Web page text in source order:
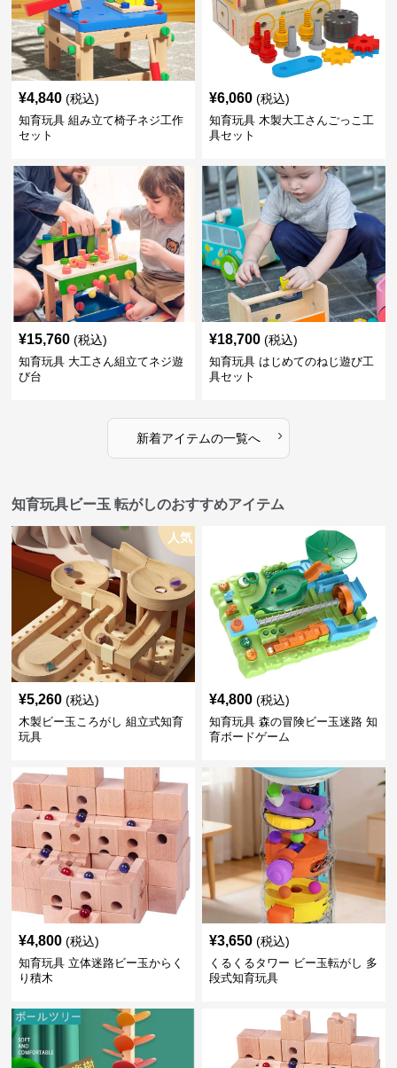
¥4,840 (税込)
知育玩具 組み立て椅子ネジ工作
セット
¥6,060 (税込)
知育玩具 木製大工さんごっこ工
具セット
¥15,760 (税込)
知育玩具 大工さん組立てネジ遊
び台
¥18,700 (税込)
知育玩具 はじめてのねじ遊び工
具セット
新着アイテムの一覧へ ›
知育玩具ビー玉 転がしのおすすめアイテム
人気
¥5,260 (税込)
木製ビー玉ころがし 組立式知育
玩具
¥4,800 (税込)
知育玩具 森の冒険ビー玉迷路 知
育ボードゲーム
¥4,800 (税込)
知育玩具 立体迷路ビー玉からく
り積木
¥3,650 (税込)
くるくるタワー ビー玉転がし 多
段式知育玩具